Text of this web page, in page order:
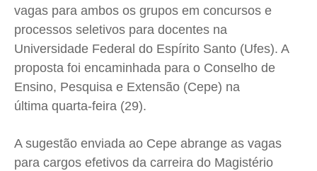
Cultura
Colunas
Caetano Roque
Publicidade Legal
Cultura
Colunas
Caetano Roque
Publicidade Legal
Cultura
Colunas
Caetano Roque
Publicidade Legal
Cultura
Colunas
Caetano Roque
Publicidade Legal
vagas para ambos os grupos em concursos e
processos seletivos para docentes na
Universidade Federal do Espírito Santo (Ufes). A
proposta foi encaminhada para o Conselho de
Ensino, Pesquisa e Extensão (Cepe) na
última quarta-feira (29).
A sugestão enviada ao Cepe abrange as vagas
para cargos efetivos da carreira do Magistério